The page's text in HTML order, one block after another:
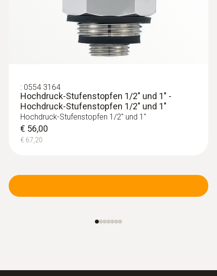
: 0554 3164
Hochdruck-Stufenstopfen 1/2" und 1" -
Hochdruck-Stufenstopfen 1/2" und 1"
Hochdruck-Stufenstopfen 1/2" und 1"
€ 56,00
€ 67,20